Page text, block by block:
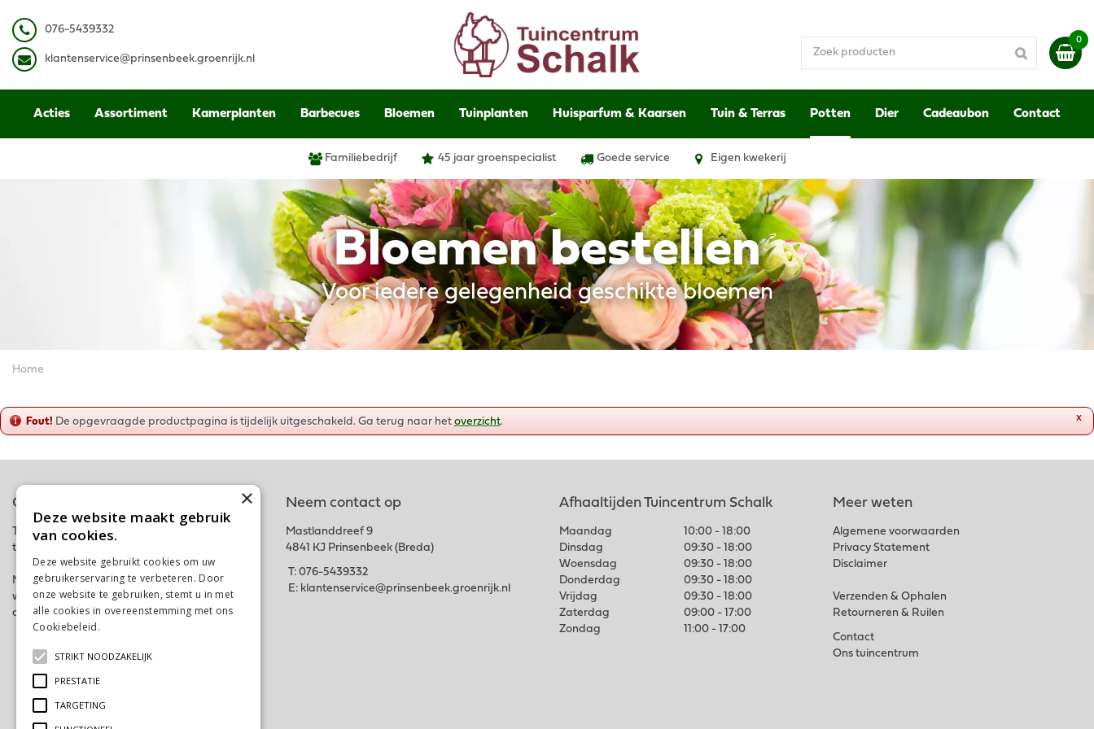
naar
content
Bloemen bestellen
Voor iedere gelegenheid geschikte bloemen
Home
076-5439332
k lantenservice@prinsenbeek.groenrijk.nl
Acties Assortiment Kamerplanten Barbecues Bloemen Tuinplanten Huisparfum & Kaarsen Tuin & Terras Potten Dier Cadeaubon Contact
Familiebedrijf 45 jaar groenspecialist Goede service Eigen kwekerij
x
Fout! De opgevraagde productpagina is tijdelijk uitgeschakeld. Ga terug naar het overzicht.
Online tuincentrum
Tuincentrum Schalk is onderdeel van het fysieke
tuincentrum GroenRijk Schalk nabij Breda.
Met deze webshop hopen wij iedereen in zijn
wensen te kunnen voorzien. Bestel gemakkelijk
online of kom langs in ons tuincentrum. Tot snel!
Neem contact op
Mastlanddreef 9
4841 KJ Prinsenbeek (Breda)
T: 076-5439332
E: klantenservice@prinsenbeek.groenrijk.nl
Afhaaltijden Tuincentrum Schalk
Maandag
10:00 - 18:00
Dinsdag
09:30 - 18:00
Woensdag
09:30 - 18:00
Donderdag
09:30 - 18:00
Vrijdag
09:30 - 18:00
Zaterdag
09:00 - 17:00
Zondag
11:00 - 17:00
Meer weten
Algemene voorwaarden
Privacy Statement
Disclaimer
Verzenden & Ophalen
Retourneren & Ruilen
Contact
Ons tuincentrum
×
Deze website maakt gebruik
van cookies.
Deze website gebruikt cookies om uw
gebruikerservaring te verbeteren. Door
onze website te gebruiken, stemt u in met
alle cookies in overeenstemming met ons
Cookiebeleid.
STRIKT NOODZAKELIJK
PRESTATIE
TARGETING